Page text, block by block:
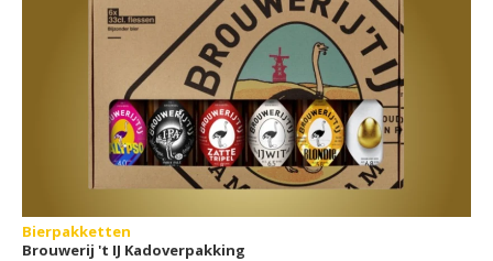
Bierpakketten
Brouwerij 't IJ Kadoverpakking